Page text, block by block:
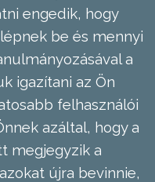
engedik, hogy
be és mennyi
a
igazítani az Ön
felhasználói
azáltal, hogy a
megjegyzik a
újra bevinnie,